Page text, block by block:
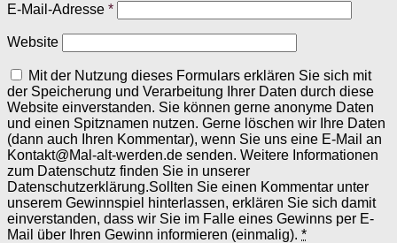
E-Mail-Adresse *
Website
Mit der Nutzung dieses Formulars erklären Sie sich mit
der Speicherung und Verarbeitung Ihrer Daten durch diese
Website einverstanden. Sie können gerne anonyme Daten
und einen Spitznamen nutzen. Gerne löschen wir Ihre Daten
(dann auch Ihren Kommentar), wenn Sie uns eine E-Mail an
Kontakt@Mal-alt-werden.de senden. Weitere Informationen
zum Datenschutz finden Sie in unserer
Datenschutzerklärung.Sollten Sie einen Kommentar unter
unserem Gewinnspiel hinterlassen, erklären Sie sich damit
einverstanden, dass wir Sie im Falle eines Gewinns per E-
Mail über Ihren Gewinn informieren (einmalig). *